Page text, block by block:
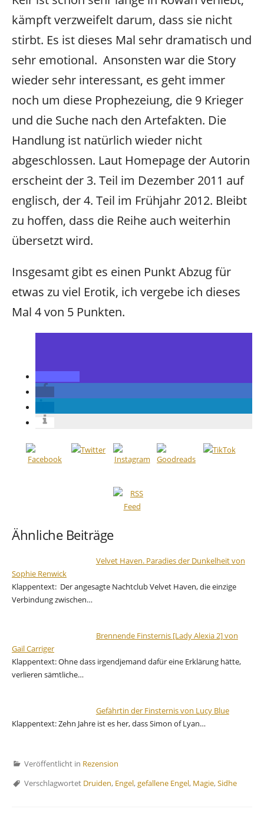
kämpft verzweifelt darum, dass sie nicht
stirbt. Es ist dieses Mal sehr dramatisch und
sehr emotional. Ansonsten war die Story
wieder sehr interessant, es geht immer
noch um diese Prophezeiung, die 9 Krieger
und die Suche nach den Artefakten. Die
Handlung ist natürlich wieder nicht
abgeschlossen. Laut Homepage der Autorin
erscheint der 3. Teil im Dezember 2011 auf
englisch, der 4. Teil im Frühjahr 2012. Bleibt
zu hoffen, dass die Reihe auch weiterhin
übersetzt wird.
Insgesamt gibt es einen Punkt Abzug für
etwas zu viel Erotik, ich vergebe ich dieses
Mal 4 von 5 Punkten.
Ähnliche Beiträge
Velvet Haven. Paradies der Dunkelheit von
Sophie Renwick
Klappentext: Der angesagte Nachtclub Velvet Haven, die einzige
Verbindung zwischen…
Brennende Finsternis [Lady Alexia 2] von
Gail Carriger
Klappentext: Ohne dass irgendjemand dafür eine Erklärung hätte,
verlieren sämtliche…
Gefährtin der Finsternis von Lucy Blue
Klappentext: Zehn Jahre ist es her, dass Simon of Lyan…
Veröffentlicht in Rezension
Verschlagwortet Druiden, Engel,gefallene Engel, Magie,Sidhe